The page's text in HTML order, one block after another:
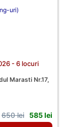
uri)
- 6 locuri
Marasti Nr.17,
650 lei 585 lei